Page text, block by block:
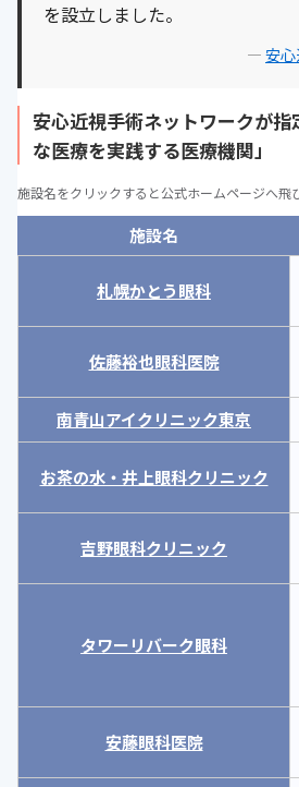
を設立しました。
— 安
安心近視手術ネットワークが
な医療を実践する医療機関」
施設名をクリックすると公式ホームページへ飛
施設名
札幌かとう眼科
佐藤裕也眼科医院
南青山アイクリニック東京
お茶の水・井上眼科クリニック
吉野眼科クリニック
タワーリバーク眼科
安藤眼科医院